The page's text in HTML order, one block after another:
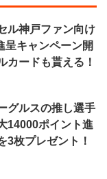
ル神戸ファン向け
呈キャンペーン開
カードも貰える！
グルスの推し選手
14000ポイント進
3枚プレゼント！